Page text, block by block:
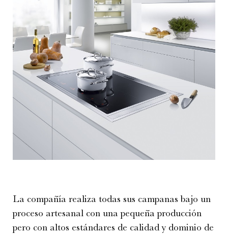
La compañía realiza todas sus campanas bajo un
proceso artesanal con una pequeña producción
pero con altos estándares de calidad y dominio de